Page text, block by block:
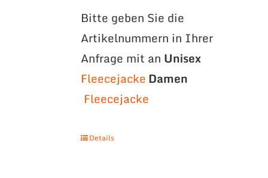
Bitte geben Sie die
Artikelnummern in Ihrer
Anfrage mit an Unisex
FleecejackeDamen
Fleecejacke
Details